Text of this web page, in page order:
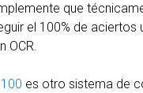
que
el 100% de aciertos
OCR.
es otro sistema de